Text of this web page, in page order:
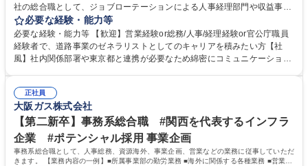
社の総合職として、ジョブローテーションによる人事経理部門や収益事業
等のフロント部門の部署等幅広い部署での業務をお任せいたします。研修
制度やキャリア支援が充実しております！ ※下記業務詳細 【業務詳細】■
管理部門：広報、人事、経理など当公社の運営に係る管理業務 ■収益部
門：駐車場の新規開拓、管理運営、新宿駅西口広場の「イベントコーナ
道路施設や道路工事現場の見学ツアー事業 ※入社後は上記いずれかの部門
へ配属。※業務内容変更の範囲：会社の定める業務 募集職種 【都庁グル
ープ】総合職（事務）◇残業月平均9時間未満／有給年平均16日取得
必要な経験・能力等
必要な経験・能力等 【歓迎】営業経験or総務/人事/経理経験or官公庁職員
経験者で、道路事業のゼネラリストとしてのキャリアを積みたい方【社
風】社内関係部署や東京都と連携が必要なため綿密にコミュニケーション
部門など多岐に渡る業務を経験できます。 ■様々なプロジェクト：駐車場
事業の他、新宿駅西口広場内に設置された照明を兼ねた広告「ブライトサ
イン」の管理運営を行うなど、事業収益を生み出す活動を積極的に行って
います。 学歴・資格 学歴：大学院 大学 高専 短大 専修学校 高校 語学力：
資格：
正社員
大阪ガス株式会社
【第二新卒】事務系総合職 #関西を代表するインフラ
企業 #ポテンシャル採用 事業企画
事務系総合職として、人事総務、資源海外、事業企画、営業などの業務に従事していただ
きます。 【業務内容の一例】■所属事業部の勤労業務 ■海外に関係する各種業務 ■営業部